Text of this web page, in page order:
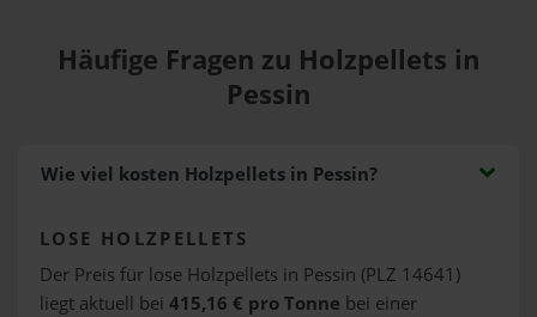
Häufige Fragen zu Holzpellets in
Pessin
Wie viel kosten Holzpellets in Pessin?
LOSE HOLZPELLETS
Der Preis für lose Holzpellets in Pessin (PLZ 14641)
liegt aktuell bei 415,16 € pro Tonne bei einer